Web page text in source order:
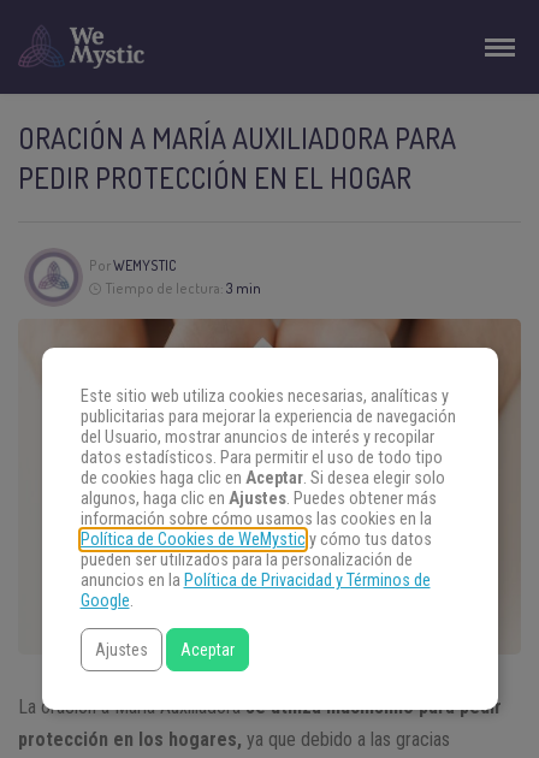
ORACIÓN A MARÍA AUXILIADORA PARA
PEDIR PROTECCIÓN EN EL HOGAR
PorWEMYSTIC
Tiempo de lectura: 3 min
La oración a María Auxiliadorase utiliza muchísimo para pedir
protección en los hogares, ya que debido a las gracias
Este sitio web utiliza cookies necesarias, analíticas y
publicitarias para mejorar la experiencia de navegación
del Usuario, mostrar anuncios de interés y recopilar
datos estadísticos. Para permitir el uso de todo tipo
de cookies haga clic en Aceptar. Si desea elegir solo
algunos, haga clic en Ajustes. Puedes obtener más
información sobre cómo usamos las cookies en la
Política de Cookies de WeMysticy cómo tus datos
pueden ser utilizados para la personalización de
anuncios en la Política de Privacidad y Términos de
Google.
Ajustes Aceptar